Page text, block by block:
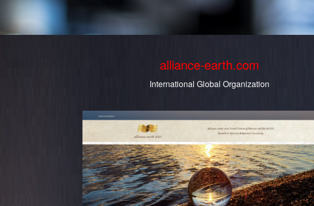
alliance-earth.com
International Global Organization